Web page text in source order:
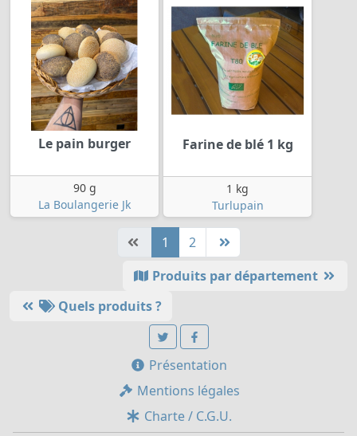
Le pain burger
90 g
La Boulangerie Jk
Farine de blé 1 kg
1 kg
Turlupain
1
2
Produits par département
Quels produits ?
Présentation
Mentions légales
Charte / C.G.U.